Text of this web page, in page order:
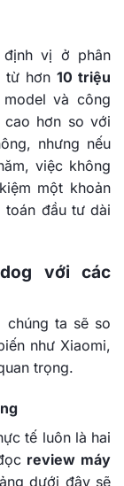
vị ở phân
từ hơn 10 triệu
và công
hơn so với
nhưng nếu
việc không
một khoản
toán đầu tư dài
với các
ta sẽ so
như Xiaomi,
trọng.
tế luôn là hai
review máy
dưới đây sẽ